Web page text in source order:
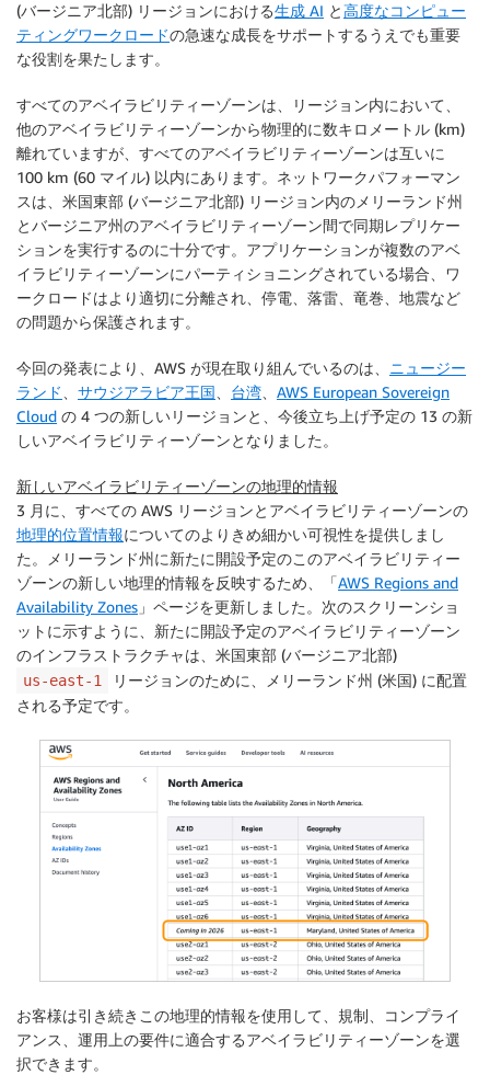
(バージニア北部) リージョンにおける生成 AI と高度なコンピュー
ティングワークロードの急速な成長をサポートするうえでも重要
な役割を果たします。
すべてのアベイラビリティーゾーンは、リージョン内において、
他のアベイラビリティーゾーンから物理的に数キロメートル (km)
離れていますが、すべてのアベイラビリティーゾーンは互いに
100 km (60 マイル) 以内にあります。ネットワークパフォーマン
スは、米国東部 (バージニア北部) リージョン内のメリーランド州
とバージニア州のアベイラビリティーゾーン間で同期レプリケー
ションを実行するのに十分です。アプリケーションが複数のアベ
イラビリティーゾーンにパーティショニングされている場合、ワ
ークロードはより適切に分離され、停電、落雷、竜巻、地震など
の問題から保護されます。
今回の発表により、AWS が現在取り組んでいるのは、 ニュージー
ランド
サウジアラビア王国 台湾
AWS European Sovereign
Cloud の 4 つの新しいリージョンと、今後立ち上げ予定の 13 の新
しいアベイラビリティーゾーンとなりました。
新しいアベイラビリティーゾーンの地理的情報
3 月に、すべての AWS リージョンとアベイラビリティーゾーンの
地理的位置情報についてのよりきめ細かい可視性を提供しまし
た。メリーランド州に新たに開設予定のこのアベイラビリティー
ゾーンの新しい地理的情報を反映するため、「AWS Regions and
Availability Zones 」ページを更新しました。次のスクリーンショ
ットに示すように、新たに開設予定のアベイラビリティーゾーン
のインフラストラクチャは、米国東部 (バージニア北部)
us-east-1 リージョンのために、 メリーランド州 (米国) に配置
される予定です。
お客様は引き続きこの地理的情報を使用して、規制、コンプライ
アンス、運用上の要件に適合するアベイラビリティーゾーンを選
択できます。